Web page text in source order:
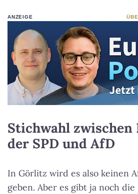
ANZEIGE
Stichwahl zwischen
der SPD und AfD
In Görlitz wird es also keinen
geben. Aber es gibt ja noch die